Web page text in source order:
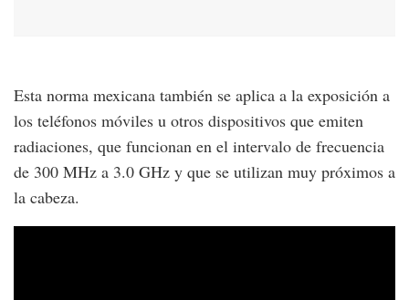
Esta norma mexicana también se aplica a la exposición a
los teléfonos móviles u otros dispositivos que emiten
radiaciones, que funcionan en el intervalo de frecuencia
de 300 MHz a 3.0 GHz y que se utilizan muy próximos a
la cabeza.